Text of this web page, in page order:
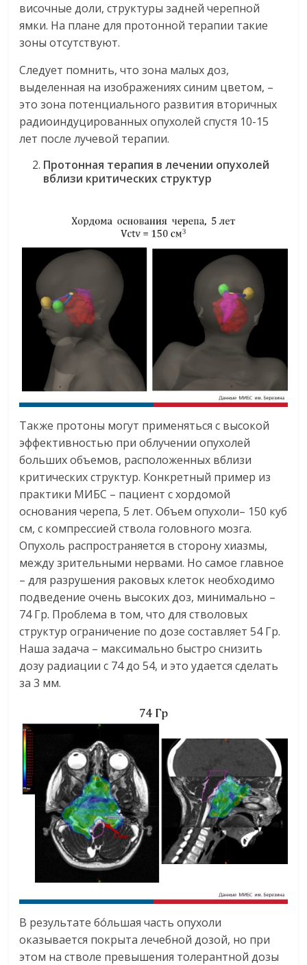
височные доли, структуры задней черепной
ямки. На плане для протонной терапии такие
зоны отсутствуют.
Следует помнить, что зона малых доз,
выделенная на изображениях синим цветом, –
это зона потенциального развития вторичных
радиоиндуцированных опухолей спустя 10-15
лет после лучевой терапии.
Протонная терапия в лечении опухолей
вблизи критических структур
Также протоны могут применяться с высокой
эффективностью при облучении опухолей
больших объемов, расположенных вблизи
критических структур. Конкретный пример из
практики МИБС – пациент с хордомой
основания черепа, 5 лет. Объем опухоли– 150 куб
см, с компрессией ствола головного мозга.
Опухоль распространяется в сторону хиазмы,
между зрительными нервами. Но самое главное
– для разрушения раковых клеток необходимо
подведение очень высоких доз, минимально –
74 Гр. Проблема в том, что для стволовых
структур ограничение по дозе составляет 54 Гр.
Наша задача – максимально быстро снизить
дозу радиации с 74 до 54, и это удается сделать
за 3 мм.
В результате бо́льшая часть опухоли
оказывается покрыта лечебной дозой, но при
этом на стволе превышения толерантной дозы